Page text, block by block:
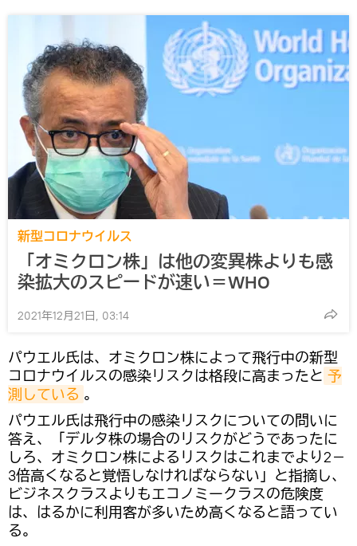
新型コロナウイルス
「オミクロン株」は他の変異株よりも感
染拡大のスピードが速い＝WHO
2021年12月21日, 03:14
パウエル氏は、オミクロン株によって飛行中の新型
コロナウイルスの感染リスクは格段に高まったと 予
測している 。
パウエル氏は飛行中の感染リスクについての問いに
答え、「デルタ株の場合のリスクがどうであったに
しろ、オミクロン株によるリスクはこれまでより2－
3倍高くなると覚悟しなければならない」と指摘し、
ビジネスクラスよりもエコノミークラスの危険度
は、はるかに利用客が多いため高くなると語ってい
る。